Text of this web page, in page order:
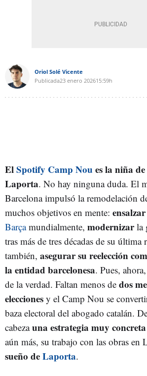
Oriol Solé Vicente
Publicada23 enero 202615:59h
ElSpotify Camp Nou es la niña
Laporta. No hay ninguna duda. El
Barcelona impulsó la remodelación
muchos objetivos en mente: ensalzar
Barçamundialmente, modernizarla
tras más de tres décadas de su
también, asegurar su reelección
la entidad barcelonesa. Pues,
de la verdad. Faltan menos de dos
elecciones y el Camp Nou se
baza electoral del abogado catalán.
cabezauna estrategia muy concreta
aún más, su trabajo con las obras en
sueño deLaporta.